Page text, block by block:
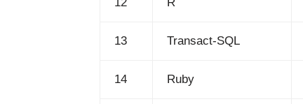
13 Transact-SQL
14 Ruby